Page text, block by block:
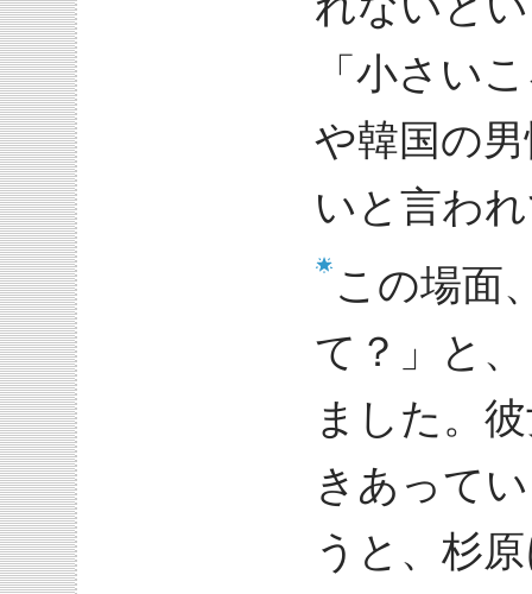
「小さい
や韓国の
いと言わ
この場面
て？」と
ました。
きあって
うと、杉